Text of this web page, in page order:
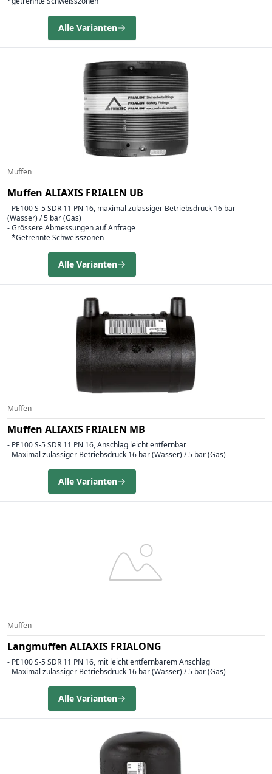
Alle Varianten
Muffen
Muffen ALIAXIS FRIALEN UB
- PE100 S-5 SDR 11 PN 16, maximal zulässiger Betriebsdruck 16 bar
(Wasser) / 5 bar (Gas)
- Grössere Abmessungen auf Anfrage
- *Getrennte Schweisszonen
Alle Varianten
Muffen
Muffen ALIAXIS FRIALEN MB
- PE100 S-5 SDR 11 PN 16, Anschlag leicht entfernbar
- Maximal zulässiger Betriebsdruck 16 bar (Wasser) / 5 bar (Gas)
Alle Varianten
Muffen
Langmuffen ALIAXIS FRIALONG
- PE100 S-5 SDR 11 PN 16, mit leicht entfernbarem Anschlag
- Maximal zulässiger Betriebsdruck 16 bar (Wasser) / 5 bar (Gas)
Alle Varianten